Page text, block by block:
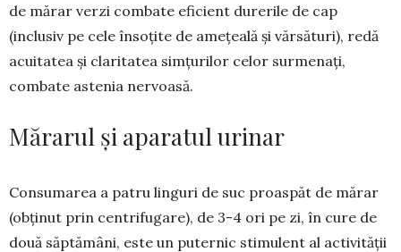
de mărar verzi combate eficient durerile de cap
(inclusiv pe cele însoțite de amețeală și vărsă­turi), redă
acuitatea și claritatea simțurilor celor sur­me­nați,
combate astenia ner­voa­să.
Mărarul și aparatul urinar
Consumarea a patru linguri de suc proas­păt de mărar
(obținut prin centri­fu­gare), de 3-4 ori pe zi, în cure de
două săptămâni, este un puternic stimulent al activității